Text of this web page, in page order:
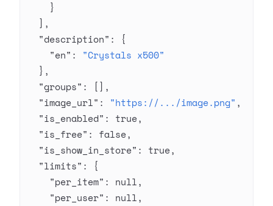
    }
  ],
  "description"
: {
    "en"
: "Crystals x500"
  },
  "groups"
: [],
  "image_url"
: "https://.../image.png" ,
  "is_enabled"
: true,
  "is_free"
: false,
  "is_show_in_store"
: true,
  "limits"
: {
    "per_item"
: null,
    "per_user"
: null,